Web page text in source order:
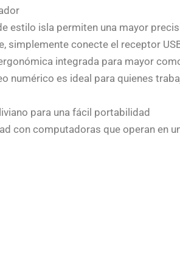
estilo isla permiten una mayor
simplemente conecte el receptor
integrada para mayor
numérico es ideal para quienes
para una fácil portabilidad
con computadoras que operan en